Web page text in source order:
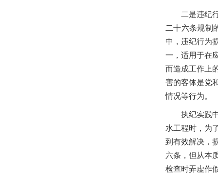
二是违纪
二十六条规制
中，违纪行为
一，适用于在
而造成工作上
害的客体是党
情况等行为。
执纪实践
水工程时，为
到有效解决，
六条，但从本
检查时弄虚作